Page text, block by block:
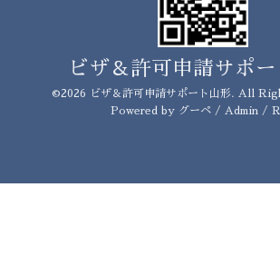
ビザ＆許可申請サポ
©2026 ビザ＆許可申請サポート山形. All
Powered by グーペ / Admin /